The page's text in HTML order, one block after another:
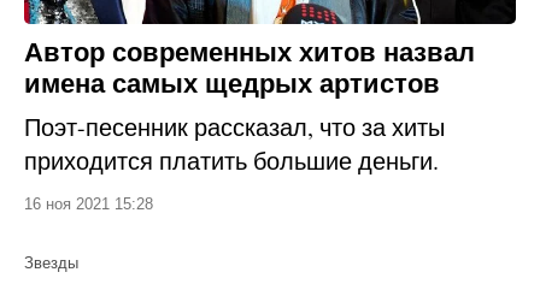
Автор современных хитов назвал
имена самых щедрых артистов
Поэт-песенник рассказал, что за хиты
приходится платить большие деньги.
16 ноя 2021 15:28
Звезды